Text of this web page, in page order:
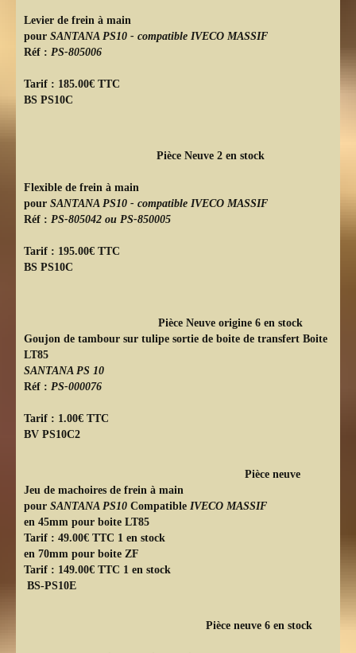
Levier de frein à main
pour SANTANA PS10 - compatible IVECO MASSIF
Réf : PS-805006
Tarif : 185.00€ TTC
BS PS10C
Pièce Neuve 2 en stock
Flexible de frein à main
pour SANTANA PS10 - compatible IVECO MASSIF
Réf : PS-805042 ou PS-850005
Tarif : 195.00€ TTC
BS PS10C
Pièce Neuve origine 6 en stock
Goujon de tambour sur tulipe sortie de boite de transfert Boite
LT85
SANTANA PS 10
Réf : PS-000076
Tarif : 1.00€ TTC
BV PS10C2
Pièce neuve
Jeu de machoires de frein à main
pour SANTANA PS10 Compatible IVECO MASSIF
en 45mm pour boite LT85
Tarif : 49.00€ TTC 1 en stock
en 70mm pour boite ZF
Tarif : 149.00€ TTC 1 en stock
BS-PS10E
Pièce neuve 6 en stock